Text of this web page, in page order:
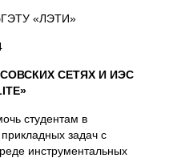
«ЛЭТИ»
СЕТЯХ И ИЭС
»
студентам в
задач с
инструментальных